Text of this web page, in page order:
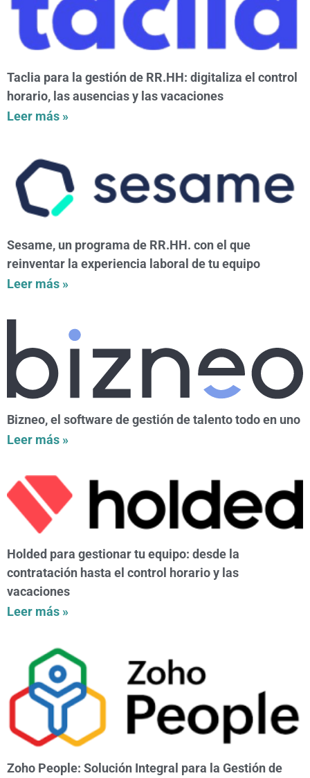
Taclia para la gestión de RR.HH: digitaliza el control
horario, las ausencias y las vacaciones
Leer más »
Sesame, un programa de RR.HH. con el que
reinventar la experiencia laboral de tu equipo
Leer más »
Bizneo, el software de gestión de talento todo en uno
Leer más »
Holded para gestionar tu equipo: desde la
contratación hasta el control horario y las
vacaciones
Leer más »
Zoho People: Solución Integral para la Gestión de